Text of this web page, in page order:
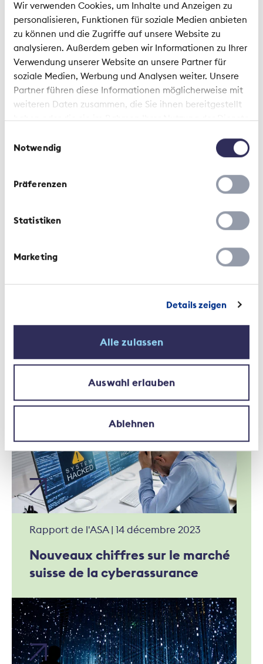
Wir verwenden Cookies, um Inhalte und Anzeigen zu
personalisieren, Funktionen für soziale Medien anbieten
zu können und die Zugriffe auf unsere Website zu
analysieren. Außerdem geben wir Informationen zu Ihrer
Verwendung unserer Website an unsere Partner für
soziale Medien, Werbung und Analysen weiter. Unsere
Partner führen diese Informationen möglicherweise mit
weiteren Daten zusammen, die Sie ihnen bereitgestellt
haben oder die sie im Rahmen Ihrer Nutzung der Dienste
Notwendig
Präferenzen
Statistiken
Marketing
Details zeigen
Alle zulassen
Auswahl erlauben
Ablehnen
Les assureurs sont des acteurs
importants au sein du
cyberécosystème
La responsabilité individuelle, clé
majeurs et de prévoyance
Interview | 30 janvier 2024
cyberrésilience dans le secteur
financier
Rapport de l'ASA | 14 décembre 2023
Nouveaux chiffres sur le marché
suisse de la cyberassurance